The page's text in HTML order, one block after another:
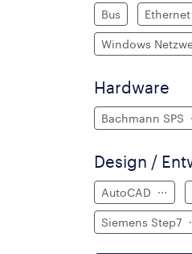
Bus Ethernet
Windows
Hardware
Bachmann SPS
Design /
AutoCAD
Siemens Step7